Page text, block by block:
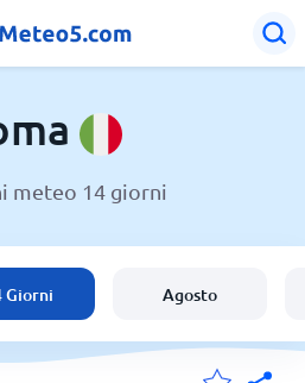
meteo 14 giorni
Giorni Agosto